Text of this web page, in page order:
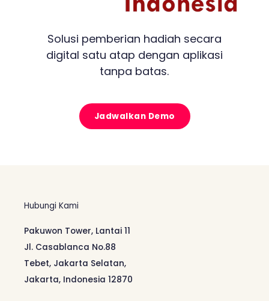
Solusi pemberian hadiah secara
digital satu atap dengan aplikasi
tanpa batas.
Jadwalkan Demo
Hubungi Kami
Pakuwon Tower, Lantai 11
Jl. Casablanca No.88
Tebet, Jakarta Selatan,
Jakarta, Indonesia 12870